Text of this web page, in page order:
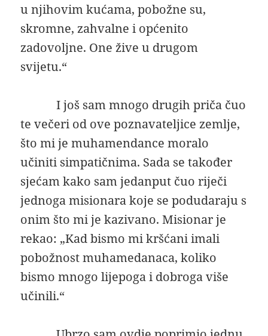
u njihovim kućama, pobožne su,
skromne, zahvalne i općenito
zadovoljne. One žive u drugom
svijetu.“
I još sam mnogo drugih priča čuo
te večeri od ove poznavateljice zemlje,
što mi je muhamendance moralo
učiniti simpatičnima. Sada se također
sjećam kako sam jedanput čuo riječi
jednoga misionara koje se podudaraju s
onim što mi je kazivano. Misionar je
rekao: „Kad bismo mi kršćani imali
pobožnost muhamedanaca, koliko
bismo mnogo lijepoga i dobroga više
učinili.“